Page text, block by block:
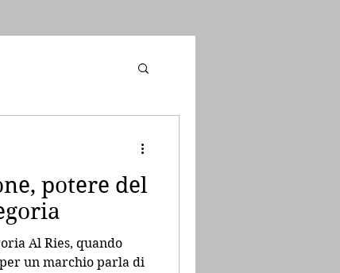
potere del
Al Ries, quando
un marchio parla di